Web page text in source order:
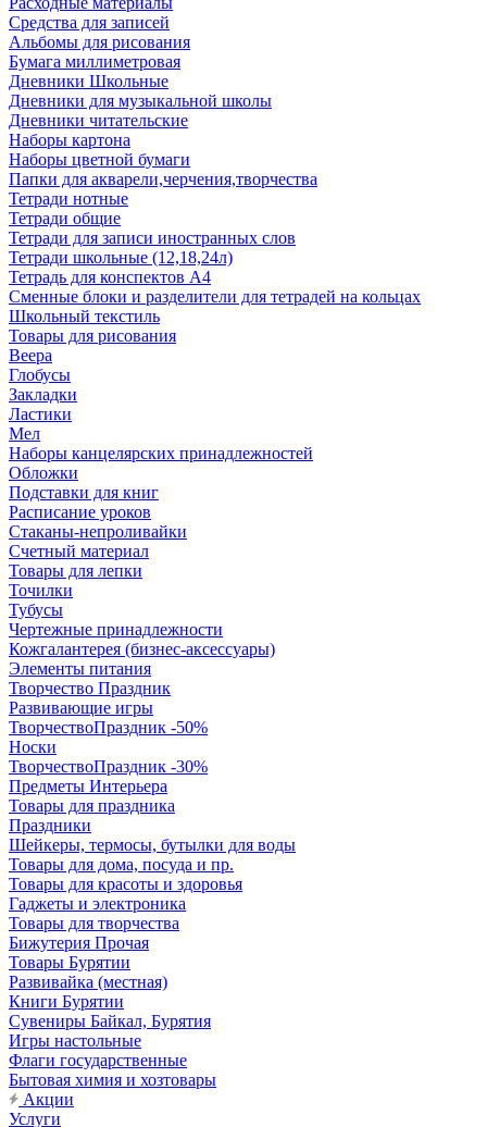
Средства для записей
Альбомы для рисования
Бумага миллиметровая
Дневники Школьные
Дневники для музыкальной школы
Дневники читательские
Наборы картона
Наборы цветной бумаги
Папки для акварели,черчения,творчества
Тетради нотные
Тетради общие
Тетради для записи иностранных слов
Тетради школьные (12,18,24л)
Тетрадь для конспектов А4
Сменные блоки и разделители для тетрадей на кольцах
Школьный текстиль
Товары для рисования
Веера
Глобусы
Закладки
Ластики
Мел
Наборы канцелярских принадлежностей
Обложки
Подставки для книг
Расписание уроков
Стаканы-непроливайки
Счетный материал
Товары для лепки
Точилки
Тубусы
Чертежные принадлежности
Кожгалантерея (бизнес-аксессуары)
Элементы питания
Творчество Праздник
Развивающие игры
ТворчествоПраздник -50%
Носки
ТворчествоПраздник -30%
Предметы Интерьера
Товары для праздника
Праздники
Шейкеры, термосы, бутылки для воды
Товары для дома, посуда и пр.
Товары для красоты и здоровья
Гаджеты и электроника
Товары для творчества
Бижутерия Прочая
Товары Бурятии
Развивайка (местная)
Книги Бурятии
Сувениры Байкал, Бурятия
Игры настольные
Флаги государственные
Бытовая химия и хозтовары
Акции
Услуги